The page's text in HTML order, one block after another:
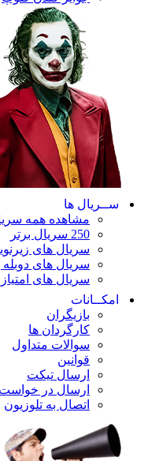
ها
مشاهده همه سریال ها
سریال های زیرنویس فارسی
سریال های دوبله پارسی
سریال های امتیاز بالا
کارگردان ها
سوالات متداول
ارسال تیکت
ارسال در خواست
اتصال به تلوزیون